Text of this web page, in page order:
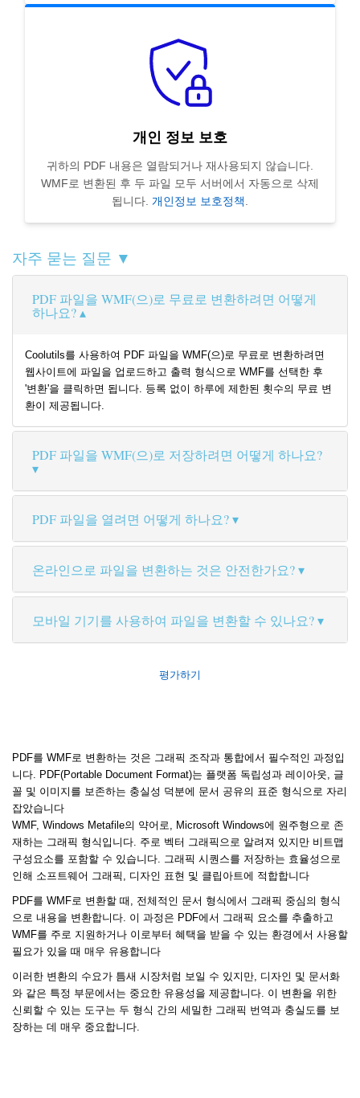
개인 정보 보호
귀하의 PDF 내용은 열람되거나 재사용되지 않습니다.
WMF로 변환된 후 두 파일 모두 서버에서 자동으로 삭제
됩니다. 개인정보 보호정책.
자주 묻는 질문 ▼
PDF 파일을 WMF(으)로 무료로 변환하려면 어떻게
하나요?
Coolutils를 사용하여 PDF 파일을 WMF(으)로 무료로 변환하려면
웹사이트에 파일을 업로드하고 출력 형식으로 WMF를 선택한 후
'변환'을 클릭하면 됩니다. 등록 없이 하루에 제한된 횟수의 무료 변
환이 제공됩니다.
PDF 파일을 WMF(으)로 저장하려면 어떻게 하나요?
PDF 파일을 열려면 어떻게 하나요?
온라인으로 파일을 변환하는 것은 안전한가요?
모바일 기기를 사용하여 파일을 변환할 수 있나요?
평가하기
PDF를 WMF로 변환하는 것은 그래픽 조작과 통합에서 필수적인 과정입
니다. PDF(Portable Document Format)는 플랫폼 독립성과 레이아웃, 글
꼴 및 이미지를 보존하는 충실성 덕분에 문서 공유의 표준 형식으로 자리
잡았습니다
WMF, Windows Metafile의 약어로, Microsoft Windows에 원주형으로 존
재하는 그래픽 형식입니다. 주로 벡터 그래픽으로 알려져 있지만 비트맵
구성요소를 포함할 수 있습니다. 그래픽 시퀀스를 저장하는 효율성으로
인해 소프트웨어 그래픽, 디자인 표현 및 클립아트에 적합합니다
PDF를 WMF로 변환할 때, 전체적인 문서 형식에서 그래픽 중심의 형식
으로 내용을 변환합니다. 이 과정은 PDF에서 그래픽 요소를 추출하고
WMF를 주로 지원하거나 이로부터 혜택을 받을 수 있는 환경에서 사용할
필요가 있을 때 매우 유용합니다
이러한 변환의 수요가 틈새 시장처럼 보일 수 있지만, 디자인 및 문서화
와 같은 특정 부문에서는 중요한 유용성을 제공합니다. 이 변환을 위한
신뢰할 수 있는 도구는 두 형식 간의 세밀한 그래픽 번역과 충실도를 보
장하는 데 매우 중요합니다.